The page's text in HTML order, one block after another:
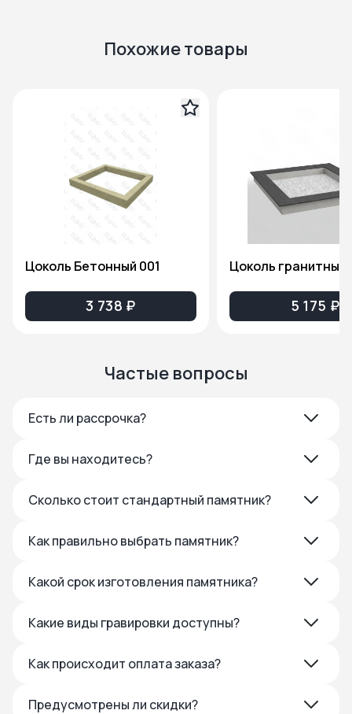
Похожие товары
Цоколь Бетонный 001
3 738 ₽
Цоколь гранитный
5 175 ₽
Частые вопросы
Есть ли рассрочка?
Где вы находитесь?
Сколько стоит стандартный памятник?
Как правильно выбрать памятник?
Какой срок изготовления памятника?
Какие виды гравировки доступны?
Как происходит оплата заказа?
Предусмотрены ли скидки?